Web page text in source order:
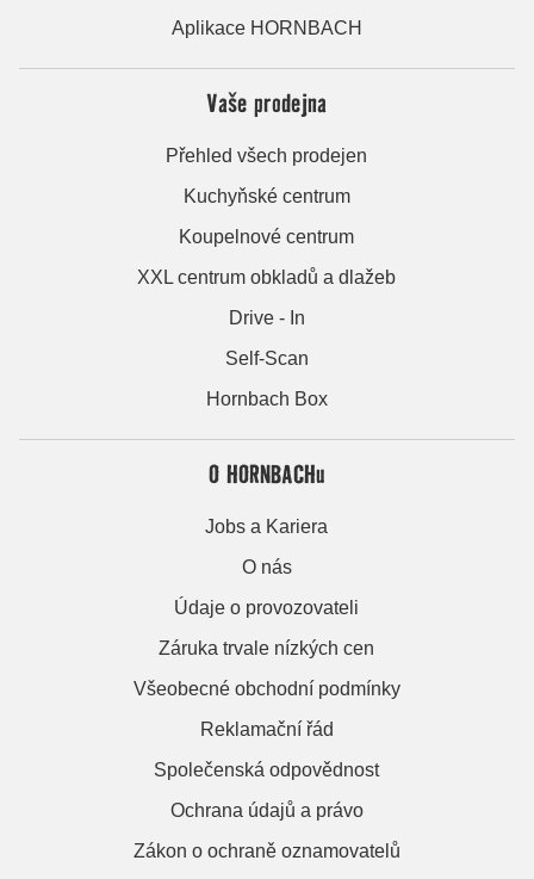
Aplikace HORNBACH
Vaše prodejna
Přehled všech prodejen
Kuchyňské centrum
Koupelnové centrum
XXL centrum obkladů a dlažeb
Drive - In
Self-Scan
Hornbach Box
O HORNBACHu
Jobs a Kariera
O nás
Údaje o provozovateli
Záruka trvale nízkých cen
Všeobecné obchodní podmínky
Reklamační řád
Společenská odpovědnost
Ochrana údajů a právo
Zákon o ochraně oznamovatelů